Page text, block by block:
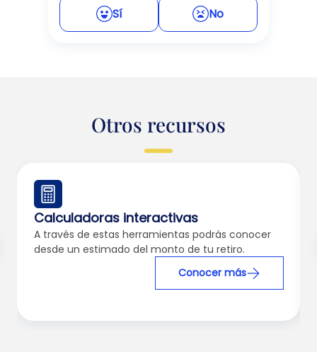
Sí
No
Otros recursos
Calculadoras interactivas
A través de estas herramientas podrás conocer
desde un estimado del monto de tu retiro.
Conocer más